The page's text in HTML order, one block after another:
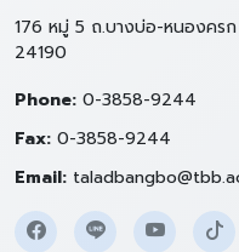
176 หมู่ 5 ถ.บางบ่อ-หนองครก
24190
Phone: 0-3858-9244
Fax: 0-3858-9244
Email: